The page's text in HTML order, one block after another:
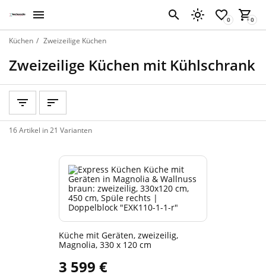
Küchen Zweizeilige Küchen
Zweizeilige Küchen mit Kühlschrank
16 Artikel in 21 Varianten
Küche mit Geräten, zweizeilig,
Magnolia, 330 x 120 cm
3 599 €